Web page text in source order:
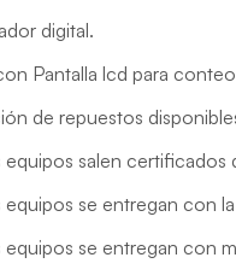
digital.
Pantalla lcd para
de repuestos
equipos salen certificados
equipos se entregan con
equipos se entregan con